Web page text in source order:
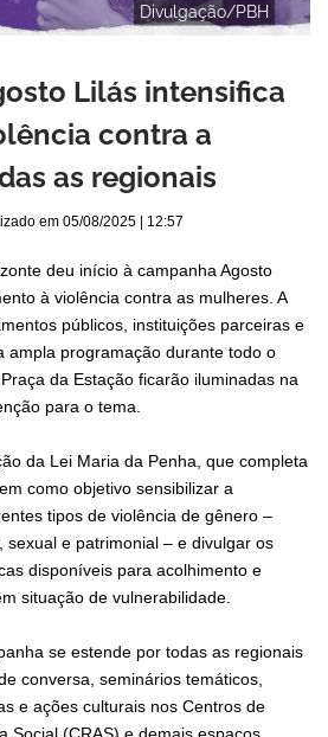
Divulgação/PBH
Lilás intensifica
contra a
as regionais
em 05/08/2025 | 12:57
deu início à campanha Agosto
à violência contra as mulheres. A
públicos, instituições parceiras e
ampla programação durante todo o
da Estação ficarão iluminadas na
para o tema.
da Lei Maria da Penha, que completa
como objetivo sensibilizar a
tipos de violência de gênero –
sexual e patrimonial – e divulgar os
disponíveis para acolhimento e
situação de vulnerabilidade.
se estende por todas as regionais
conversa, seminários temáticos,
e ações culturais nos Centros de